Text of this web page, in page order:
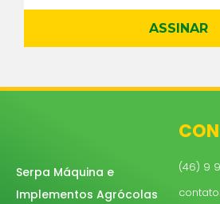
ASSINAR
Serpa Máquina e
Implementos Agrócolas
(46) 9